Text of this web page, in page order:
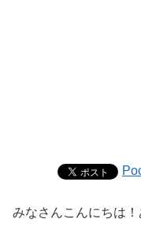
みなさんこんにちは！